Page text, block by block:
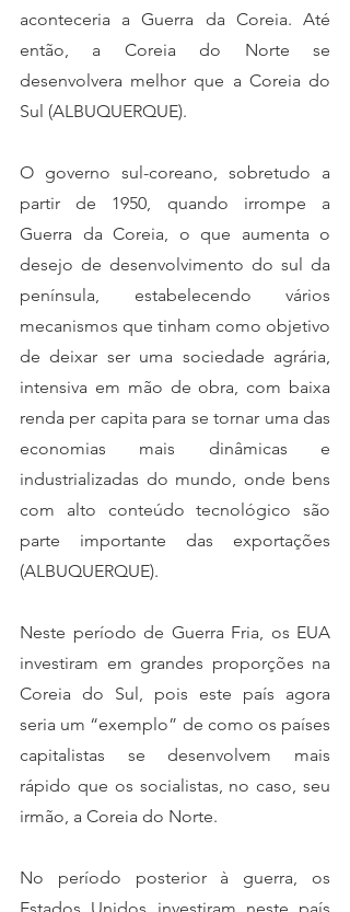
aconteceria a Guerra da Coreia. Até
então, a Coreia do Norte se
desenvolvera melhor que a Coreia do
Sul (ALBUQUERQUE).
O governo sul-coreano, sobretudo a
partir de 1950, quando irrompe a
Guerra da Coreia, o que aumenta o
desejo de desenvolvimento do sul da
península, estabelecendo vários
mecanismos que tinham como objetivo
de deixar ser uma sociedade agrária,
intensiva em mão de obra, com baixa
renda per capita para se tornar uma das
economias mais dinâmicas e
industrializadas do mundo, onde bens
com alto conteúdo tecnológico são
parte importante das exportações
(ALBUQUERQUE).
Neste período de Guerra Fria, os EUA
investiram em grandes proporções na
Coreia do Sul, pois este país agora
seria um “exemplo” de como os países
capitalistas se desenvolvem mais
rápido que os socialistas, no caso, seu
irmão, a Coreia do Norte.
No período posterior à guerra, os